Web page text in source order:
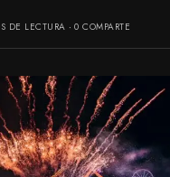
DE LECTURA 0 COMPARTE